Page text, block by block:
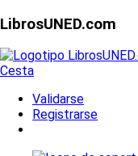
LibrosUNED.com
Cesta
Validarse
Registrarse